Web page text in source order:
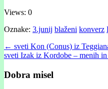
Views: 0
Oznake: 3.junij blaženi konverz
Post
navigation
← sveti Kon (Conus) iz
sveti Izak iz Kordobe – menih
Dobra misel